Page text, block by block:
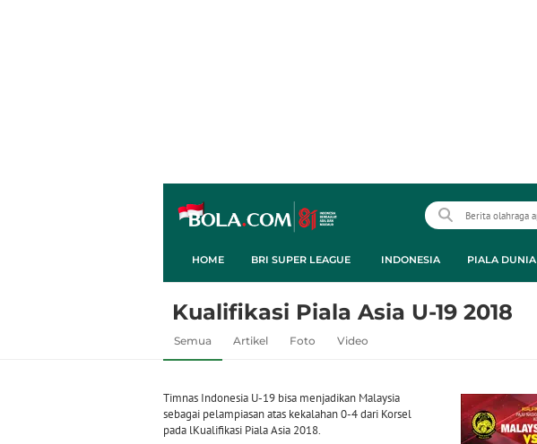
HOME BRI SUPER LEAGUE INDONESIA PIALA DUNIA
Kualifikasi Piala Asia U-19 2018
Semua Artikel Foto Video
Timnas Indonesia U-19 bisa menjadikan Malaysia
sebagai pelampiasan atas kekalahan 0-4 dari Korsel
pada lKualifikasi Piala Asia 2018.